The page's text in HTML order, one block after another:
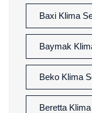
Baxi Klima
Baymak
Beko Klima
Beretta